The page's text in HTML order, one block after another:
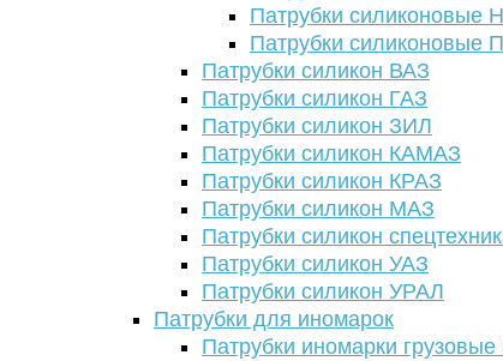
Патрубки силиконовые
Патрубки силиконовые
Патрубки силикон ВАЗ
Патрубки силикон ГАЗ
Патрубки силикон ЗИЛ
Патрубки силикон КАМАЗ
Патрубки силикон КРАЗ
Патрубки силикон МАЗ
Патрубки силикон
Патрубки силикон УАЗ
Патрубки силикон УРАЛ
Патрубки для иномарок
Патрубки иномарки грузовые